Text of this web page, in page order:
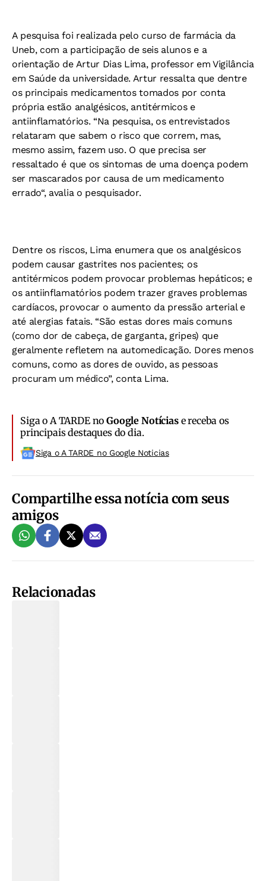
A pesquisa foi realizada pelo curso de farmácia da
Uneb, com a participação de seis alunos e a
orientação de Artur Dias Lima, professor em Vigilância
em Saúde da universidade. Artur ressalta que dentre
os principais medicamentos tomados por conta
própria estão analgésicos, antitérmicos e
antiinflamatórios. “Na pesquisa, os entrevistados
relataram que sabem o risco que correm, mas,
mesmo assim, fazem uso. O que precisa ser
ressaltado é que os sintomas de uma doença podem
ser mascarados por causa de um medicamento
errado“, avalia o pesquisador.
Dentre os riscos, Lima enumera que os analgésicos
podem causar gastrites nos pacientes; os
antitérmicos podem provocar problemas hepáticos; e
os antiinflamatórios podem trazer graves problemas
cardíacos, provocar o aumento da pressão arterial e
até alergias fatais. “São estas dores mais comuns
(como dor de cabeça, de garganta, gripes) que
geralmente refletem na automedicação. Dores menos
comuns, como as dores de ouvido, as pessoas
procuram um médico”, conta Lima.
Siga o A TARDE noGoogle Notíciase receba os
principais destaques do dia.
Siga o A TARDE no Google Noticias
Compartilhe essa notícia com seus
amigos
Relacionadas